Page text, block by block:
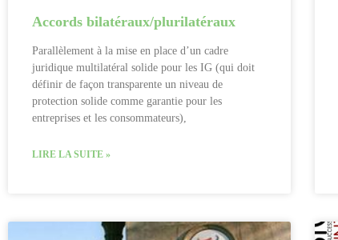
Accords bilatéraux/plurilatéraux
Parallèlement à la mise en place d’un cadre
juridique multilatéral solide pour les IG (qui doit
définir de façon transparente un niveau de
protection solide comme garantie pour les
entreprises et les consommateurs),
LIRE LA SUITE »